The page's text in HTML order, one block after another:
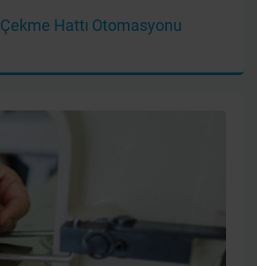
Çekme Hattı Otomasyonu